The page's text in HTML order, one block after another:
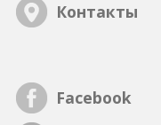
Контакты
Facebook